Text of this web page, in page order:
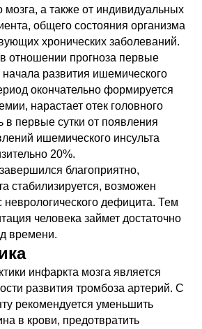
мозга, а также от индивидуальных
общего состояния организма
хронических заболеваний.
отношении прогноза первые
начала развития ишемического
окончательно формируется
нарастает отек головного
в первые сутки от появления
ишемического инсульта
20%.
благоприятно,
стабилизируется, возможен
неврологического дефицита. Тем
человека займет достаточно
времени.
инфаркта мозга является
развития тромбоза артерий. С
рекомендуется уменьшить
в крови, предотвратить